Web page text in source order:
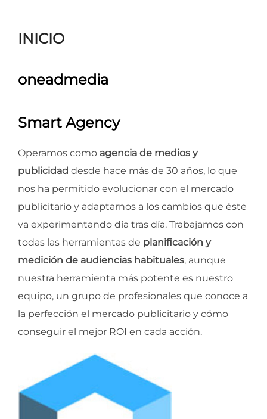
INICIO
oneadmedia
Smart Agency
Operamos como agencia de medios y
publicidad desde hace más de 30 años, lo que
nos ha permitido evolucionar con el mercado
publicitario y adaptarnos a los cambios que éste
va experimentando día tras día. Trabajamos con
todas las herramientas de planificación y
medición de audiencias habituales, aunque
nuestra herramienta más potente es nuestro
equipo, un grupo de profesionales que conoce a
la perfección el mercado publicitario y cómo
conseguir el mejor ROI en cada acción.